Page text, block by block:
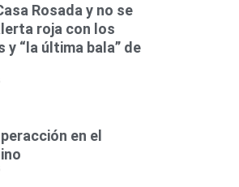
Rosada y no se
roja con los
y “la última bala” de
en el